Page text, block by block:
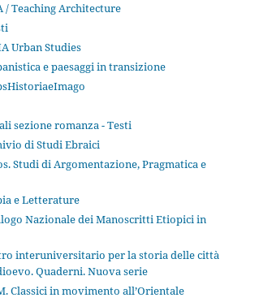
/ Teaching Architecture
Urban Studies
e paesaggi in transizione
sezione romanza - Testi
di Studi Ebraici
Studi di Argomentazione, Pragmatica e
e Letterature
Nazionale dei Manoscritti Etiopici in
interuniversitario per la storia delle città
Quaderni. Nuova serie
Classici in movimento all’Orientale